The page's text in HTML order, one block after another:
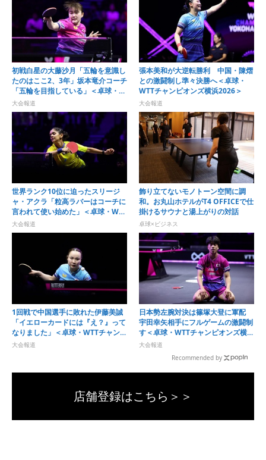
初戦白星の大藤沙月「五輪を意識し
たのはここ2、3年」坂本竜介コーチ
「五輪を目指している」＜卓球・
WTTチャンピオンズ横浜2026＞
大会報道
張本美和が大逆転勝利 中国・陳熠
との激闘制し準々決勝へ＜卓球・
WTTチャンピオンズ横浜2026＞
大会報道
世界ランク10位に迫ったスリージ
ャ・アクラ「粒高ラバーはコーチに
言われて使い始めた」＜卓球・WTT
チャンピオンズ横浜2026＞
大会報道
飾り立てないモノトーン空間に調
和。お丸山ホテルがT4 OFFICEで仕
掛けるサウナと湯上がりの対話
卓球×ビジネス
1回戦で中国選手に敗れた伊藤美誠
「イエローカードには『え？』って
なりました」＜卓球・WTTチャンピ
オンズ横浜2026＞
大会報道
日本勢左腕対決は篠塚大登に軍配
宇田幸矢相手にフルゲームの激闘制
す＜卓球・WTTチャンピオンズ横浜
2026＞
大会報道
Recommended by
店舗登録はこちら＞＞